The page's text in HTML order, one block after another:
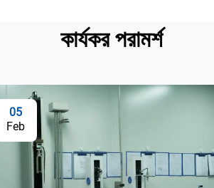
কার্যকর পরামর্শ
05
Feb